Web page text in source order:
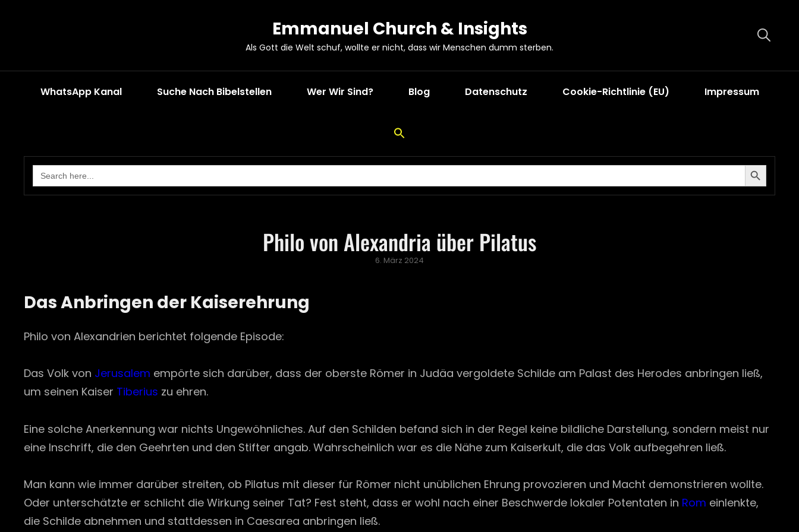
Emmanuel Church & Insights
Als Gott die Welt schuf, wollte er nicht, dass wir Menschen dumm sterben.
WhatsApp Kanal Suche Nach Bibelstellen Wer Wir Sind? Blog Datenschutz Cookie-Richtlinie (EU) Impressum
Search
for:
Search Button
Philo von Alexandria über Pilatus
Posted
6. März 2024
Das Anbringen der Kaiserehrung
Philo von Alexandrien berichtet folgende Episode:
Das Volk von Jerusalem empörte sich darüber, dass der oberste Römer in Judäa vergoldete Schilde am Palast des Herodes anbringen ließ,
um seinen Kaiser Tiberius zu ehren.
Eine solche Anerkennung war nichts Ungewöhnliches. Auf den Schilden befand sich in der Regel keine bildliche Darstellung, sondern meist nur
eine Inschrift, die den Geehrten und den Stifter angab. Wahrscheinlich war es die Nähe zum Kaiserkult, die das Volk aufbegehren ließ.
Man kann wie immer darüber streiten, ob Pilatus mit dieser für Römer nicht unüblichen Ehrung provozieren und Macht demonstrieren wollte.
Oder unterschätzte er schlicht die Wirkung seiner Tat? Fest steht, dass er wohl nach einer Beschwerde lokaler Potentaten in Rom einlenkte,
die Schilde abnehmen und stattdessen in Caesarea anbringen ließ.